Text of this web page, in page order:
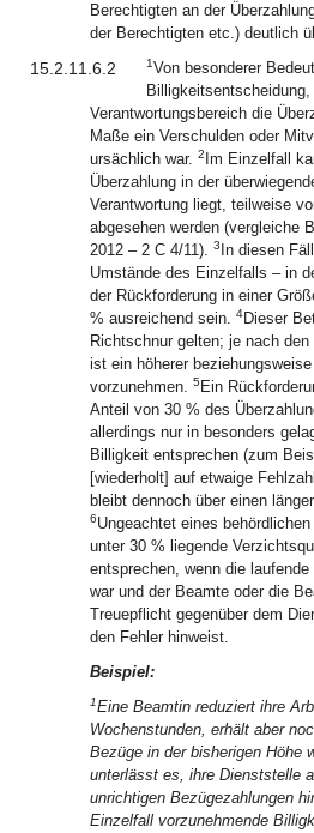
Berechtigten an der
der Berechtigten etc.) deutlich
15.2.11.6.2 1Von besonderer
Verantwortungsbereich die
Maße ein Verschulden oder
ursächlich war. 2 Im Einzelfall
Überzahlung in der
Verantwortung liegt, teilweise
abgesehen werden (vergleiche
2012 – 2 C 4/11). 3 In diesen
Umstände des Einzelfalls – in
der Rückforderung in einer
% ausreichend sein. 4Dieser
Richtschnur gelten; je nach
ist ein höherer
vorzunehmen. 5 Ein
Anteil von 30 % des
allerdings nur in besonders
Billigkeit entsprechen (zum
[wiederholt] auf etwaige
bleibt dennoch über einen
6Ungeachtet eines
unter 30 % liegende
entsprechen, wenn die
war und der Beamte oder die
Treuepflicht gegenüber dem
den Fehler hinweist.
Beispiel:
1Eine Beamtin reduziert ihre
Wochenstunden, erhält aber
Bezüge in der bisherigen Höhe
unterlässt es, ihre Dienststelle
unrichtigen Bezügezahlungen
Einzelfall vorzunehmende